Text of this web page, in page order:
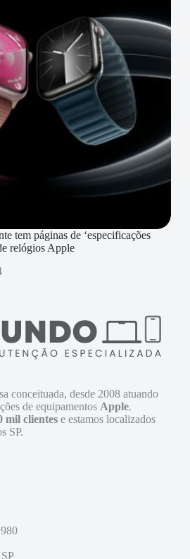
tem páginas de ‘especificações
relógios Apple
conceituada, desde 2008 atuando
de equipamentos Apple.
mil clientese estamos localizados
SP.